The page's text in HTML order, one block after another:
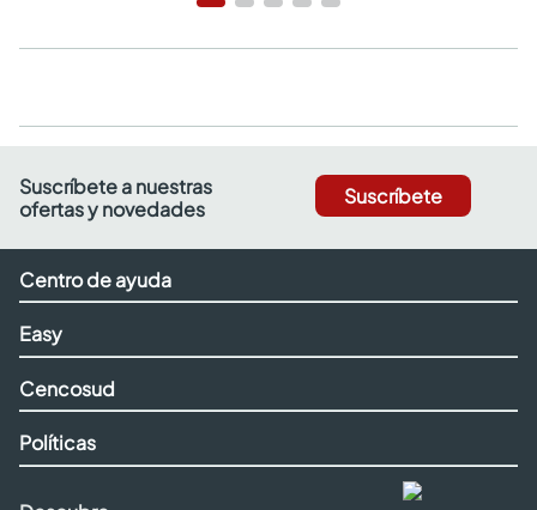
Suscríbete a nuestras
ofertas y novedades
Suscríbete
Centro de ayuda
Easy
Cencosud
Políticas